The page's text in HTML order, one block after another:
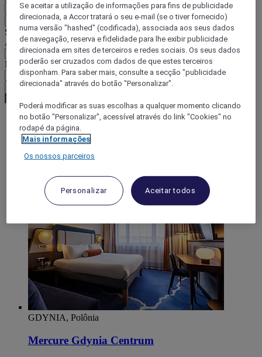
EUR (€)
Voltar
Selecione a moeda abaixo
Área geográfica
Moeda
Confirmar a moeda
World
Europe
Poland
GDYNIA, Polônia
Mercure Gdynia Centrum
Se aceitar a utilização de informações para fins de publicidade
direcionada, a Accor tratará o seu e-mail (se o tiver fornecido)
numa versão "hashed" (codificada), associada aos seus dados
de navegação, reserva e fidelidade para lhe exibir publicidade
direcionada em sites de terceiros e redes sociais. Os seus dados
poderão ser cruzados com dados de que estes terceiros
disponham. Para saber mais, consulte a secção "publicidade
direcionada" através do botão "Personalizar".
Poderá modificar as suas escolhas a qualquer momento clicando
no botão "Personalizar", acessível através do link "Cookies" no
rodapé da página.
Mais informações
Os nossos parceiros
Personalizar Aceitar todos